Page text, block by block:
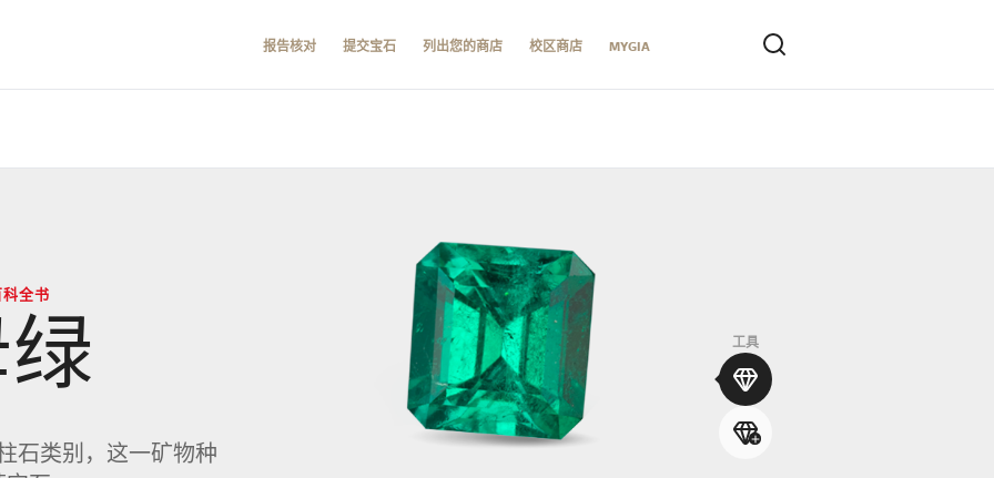
报告核对 提交宝石 列出您的商店 校区商店 MYGIA
全书
石类别，这一矿物种
工具